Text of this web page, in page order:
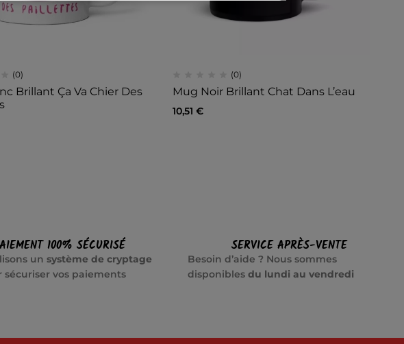
(0)
Brillant Ça Va Chier Des
(0)
Mug Noir Brillant Chat Dans L’eau
10,51 €
100% SÉCURISÉ
un système de cryptage
sécuriser vos paiements
SERVICE APRÈS-VENTE
Besoin d’aide ? Nous sommes
disponibles du lundi au vendredi
8,40 €